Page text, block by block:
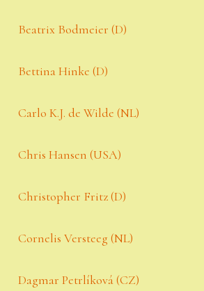
Beatrix Bodmeier (D)
Bettina Hinke (D)
Carlo K.J. de Wilde (NL)
Chris Hansen (USA)
Christopher Fritz (D)
Cornelis Versteeg (NL)
Dagmar Petrlíková (CZ)